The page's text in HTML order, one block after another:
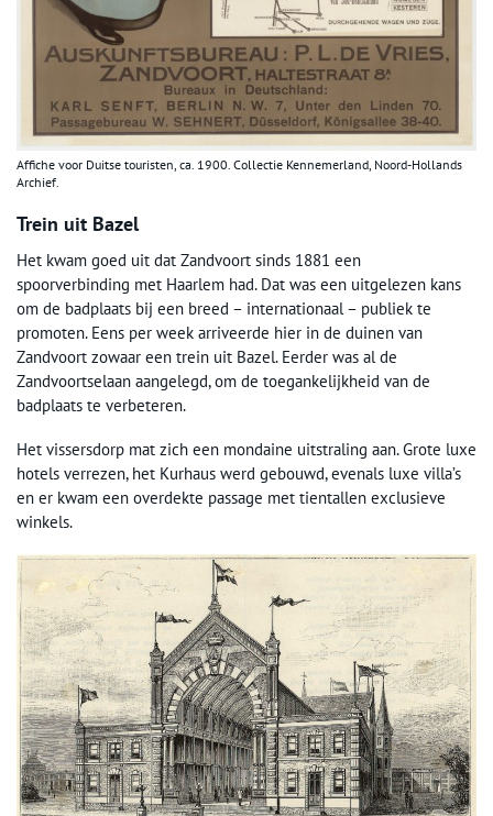
Affiche voor Duitse touristen, ca. 1900. Collectie Kennemerland, Noord-Hollands
Archief.
Trein uit Bazel
Het kwam goed uit dat Zandvoort sinds 1881 een
spoorverbinding met Haarlem had. Dat was een uitgelezen kans
om de badplaats bij een breed – internationaal – publiek te
promoten. Eens per week arriveerde hier in de duinen van
Zandvoort zowaar een trein uit Bazel. Eerder was al de
Zandvoortselaan aangelegd, om de toegankelijkheid van de
badplaats te verbeteren.
Het vissersdorp mat zich een mondaine uitstraling aan. Grote luxe
hotels verrezen, het Kurhaus werd gebouwd, evenals luxe villa’s
en er kwam een overdekte passage met tientallen exclusieve
winkels.